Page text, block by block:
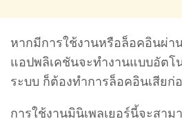
หากมีการใช้งานหรือล็อคอินผ่า
แอปพลิเคชันจะทำงานแบบอัตโ
ระบบ ก็ต้องทำการล็อคอินเสียก่
การใช้งานมินิเพลเยอร์นี้จะสาม